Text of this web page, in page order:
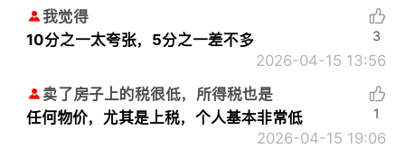
我觉得
10分之一太夸张，5分之一差不多
2026-04-15 13:56
3
卖了房子上的税很低，所得税也是
任何物价，尤其是上税，个人基本非常低
2026-04-15 19:06
1